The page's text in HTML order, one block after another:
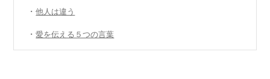
・他人は違う
・愛を伝える５つの言葉